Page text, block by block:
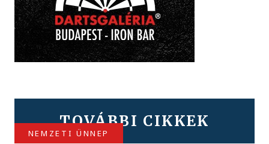
TOVÁBBI CIKKEK
NEMZETI ÜNNEP